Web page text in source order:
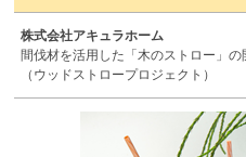
株式会社アキュラホーム
間伐材を活用した「木のストロー」の
（ウッドストロープロジェクト）